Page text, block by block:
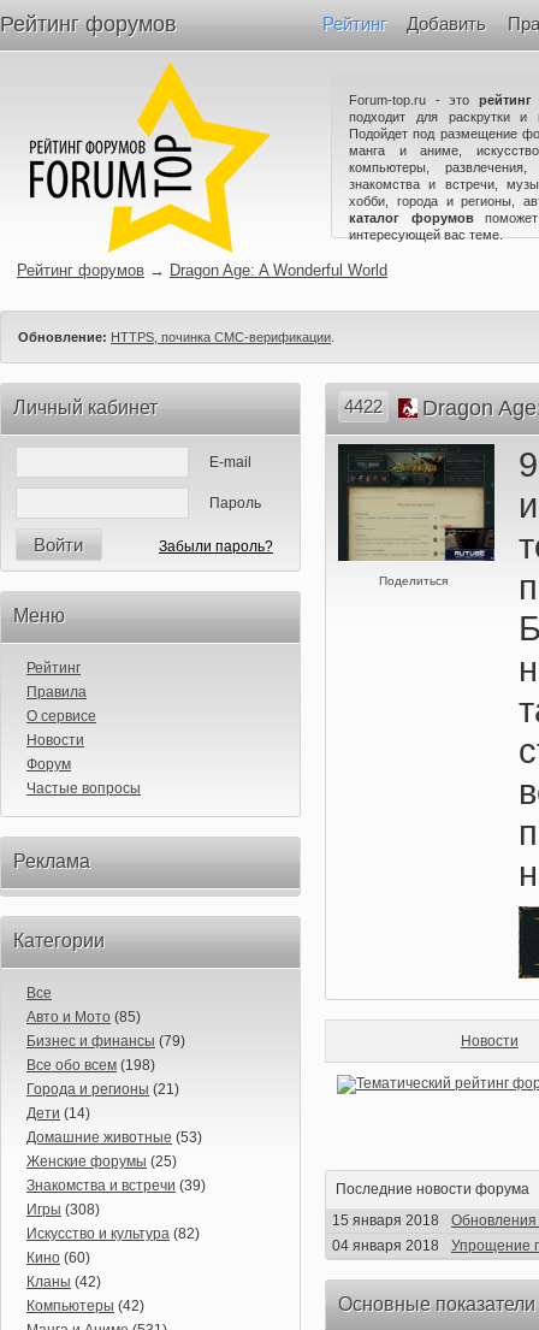
Рейтинг форумов Рейтинг Добавить
Forum-top.ru - это
подходит для раскрутки и
Подойдет под размещение
манга и аниме,
компьютеры,
знакомства и встречи,
хобби, города и регионы,
каталог форумов
интересующей вас теме.
Рейтинг форумов → Dragon Age: A Wonderful World
Обновление: HTTPS, починка СМС-верификации
Личный кабинет
E-mail
Пароль
Войти Забыли пароль?
Меню
Рейтинг
Правила
О сервисе
Новости
Форум
Частые вопросы
Реклама
Категории
Все
Авто и Мото (85)
Бизнес и финансы (79)
Все обо всем (198)
Города и регионы (21)
Дети (14)
Домашние животные (53)
Женские форумы (25)
Знакомства и встречи (39)
Игры (308)
Искусство и культура (82)
Кино (60)
Кланы (42)
Компьютеры (42)
4422 Dragon
Поделиться
Новости
Последние новости форума
15 января 2018
Обновления
04 января 2018
Упрощение
Основные